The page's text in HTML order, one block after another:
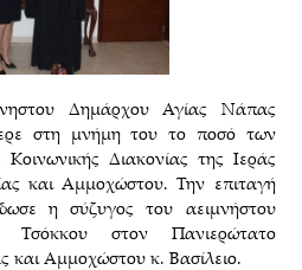
Δημάρχου Αγίας Νάπας
στη μνήμη του το ποσό των
Διακονίας της Ιεράς
και Αμμοχώστου. Την επιταγή
η σύζυγος του αειμνήστου
στον Πανιερώτατο
και Αμμοχώστου κ. Βασίλειο.